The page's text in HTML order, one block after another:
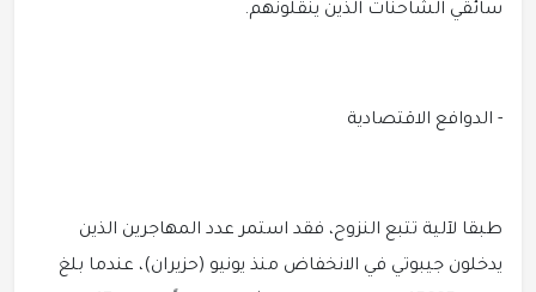
سائقي الشاحنات الذين ينقلونهم.
- الدوافع الاقتصادية
طبقا لآلية تتبع النزوح، فقد استمر عدد المهاجرين الذين
يدخلون جيبوتي في الانخفاض منذ يونيو (حزيران)، عندما بلغ